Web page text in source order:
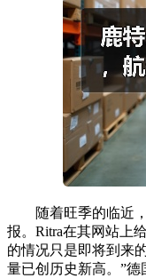
随着旺季的临近，
报。Ritra在其网站上
的情况只是即将到来
量已创历史新高。”